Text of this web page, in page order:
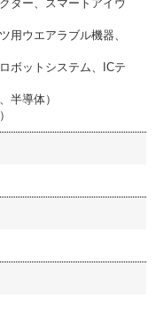
ター、スマートアイウ
ウエアラブル機器、
ボットシステム、ICテ
半導体）
）